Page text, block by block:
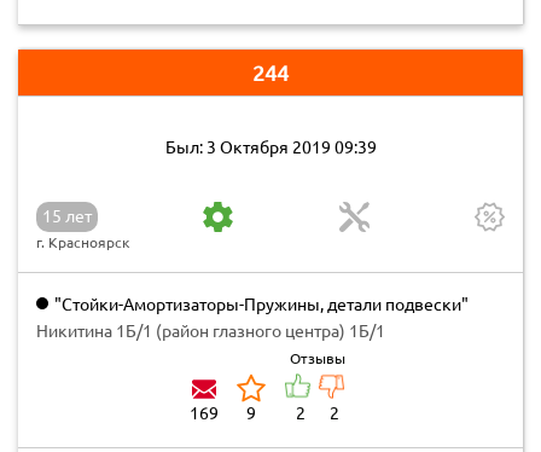
244
Был: 3 Октября 2019 09:39
15 лет
г. Красноярск
"Стойки-Амортизаторы-Пружины, детали подвески"
Никитина 1Б/1 (район глазного центра) 1Б/1
169 9
Отзывы
2 2